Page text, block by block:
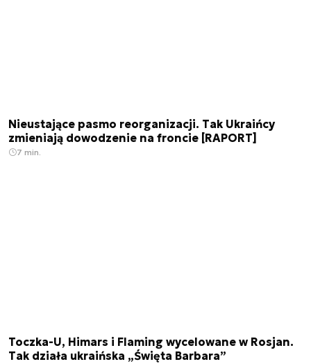
Nieustające pasmo reorganizacji. Tak Ukraińcy
zmieniają dowodzenie na froncie [RAPORT]
7 min.
Toczka-U, Himars i Flaming wycelowane w Rosjan.
Tak działa ukraińska „Święta Barbara”